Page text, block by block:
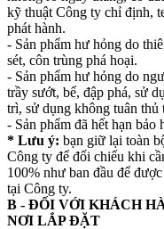
kỹ thuật Công ty chỉ định,
phát hành.
- Sản phẩm hư hỏng do
sét, côn trùng phá hoại.
- Sản phẩm hư hỏng do
trầy sướt, bể, đập phá, sử
trì, sử dụng không tuân thủ
- Sản phẩm đã hết hạn bảo
* Lưu ý: bạn giữ lại toàn
Công ty để đối chiếu khi
100% như ban đầu để
tại Công ty.
B - ĐỐI VỚI KHÁCH
NƠI LẮP ĐẶT